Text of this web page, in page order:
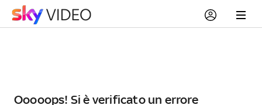
Ooooops! Si è verificato un errore